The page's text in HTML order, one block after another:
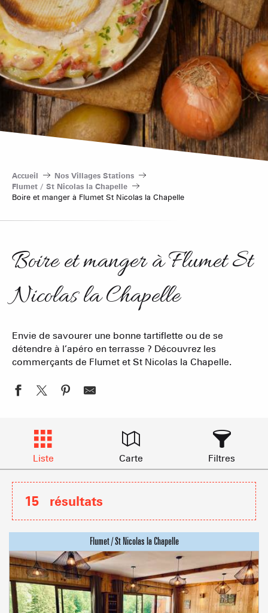
Accueil
Nos Villages Stations
Flumet / St Nicolas la Chapelle
Boire et manger à Flumet St Nicolas la Chapelle
Boire et manger à Flumet St
Nicolas la Chapelle
Envie de savourer une bonne tartiflette ou de se
détendre à l’apéro en terrasse ? Découvrez les
commerçants de Flumet et St Nicolas la Chapelle.
Liste Carte Filtres
15 résultats